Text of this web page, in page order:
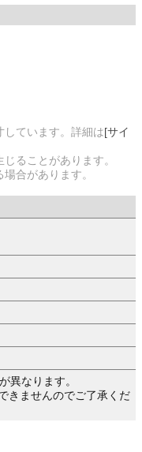
ています。詳細は[サイ
ることがあります。
合があります。
異なります。
きませんのでご了承くだ